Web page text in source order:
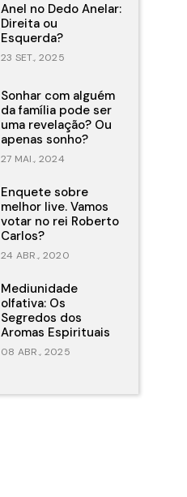
Anel no Dedo Anelar:
Direita ou
Esquerda?
23 SET., 2025
Sonhar com alguém
da família pode ser
uma revelação? Ou
apenas sonho?
27 MAI., 2024
Enquete sobre
melhor live. Vamos
votar no rei Roberto
Carlos?
24 ABR., 2020
Mediunidade
olfativa: Os
Segredos dos
Aromas Espirituais
08 ABR., 2025